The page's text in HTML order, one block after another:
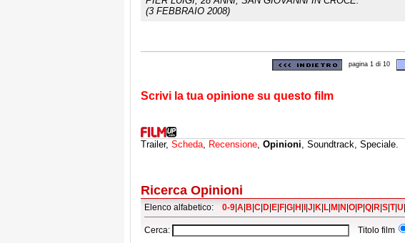
(3 FEBBRAIO 2008)
pagina 1 di 10
Scrivi la tua opinione su questo film
Trailer, Scheda, Recensione, Opinioni, Soundtrack, Speciale.
Ricerca Opinioni
Elenco alfabetico: 0-9 A B C D E F G H J K L M N O P Q R S T|U
Cerca: Titolo film